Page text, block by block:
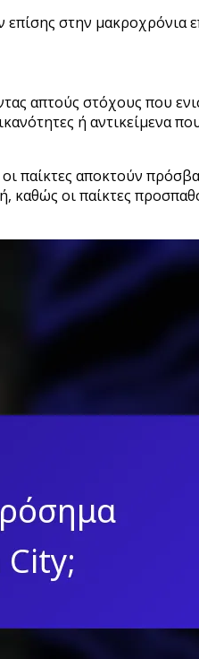
στην μακροχρόνια
απτούς στόχους που
ή αντικείμενα
παίκτες αποκτούν
καθώς οι παίκτες